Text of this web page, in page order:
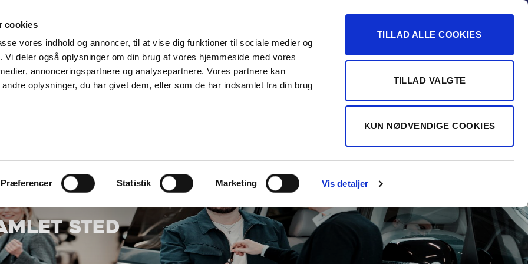
cookies
vores indhold og annoncer, til at vise dig funktioner til sociale medier og
deler også oplysninger om din brug af vores hjemmeside med vores
annonceringspartnere og analysepartnere. Vores partnere kan
oplysninger, du har givet dem, eller som de har indsamlet fra din brug
Præferencer Statistik Marketing Vis detaljer
TILLAD ALLE COOKIES
TILLAD VALGTE
KUN NØDVENDIGE COOKIES
SÆLG VAREBIL KØB BIL KONTAKT OS ARTIKLER FIND FORHANDLER Vurdér min bil
STED